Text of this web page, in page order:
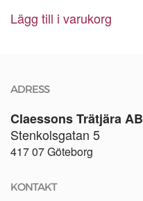
Lägg till i varukorg
ADRESS
Claessons Trätjära AB
Stenkolsgatan 5
417 07 Göteborg
KONTAKT